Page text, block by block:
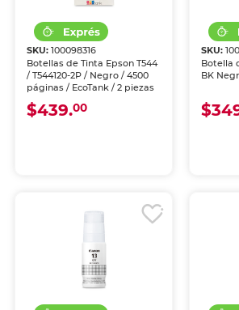
SKU:100098316
Botellas de Tinta Epson T544
/ T544120-2P / Negro / 4500
páginas / EcoTank / 2 piezas
$439.00
SKU:
Botella
BK